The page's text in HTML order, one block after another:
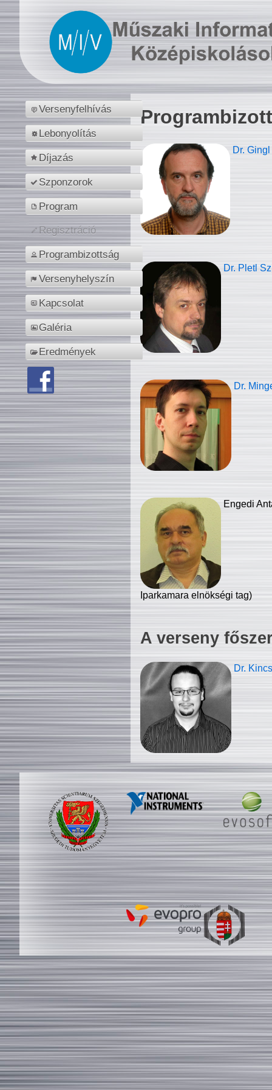
Versenyfelhívás
Lebonyolítás
Díjazás
Szponzorok
Program
Regisztráció
Programbizottság
Versenyhelyszín
Kapcsolat
Galéria
Eredmények
Dr.
Dr. Pletl
Dr.
Engedi
Iparkamara elnökségi tag)
A verseny
Dr.